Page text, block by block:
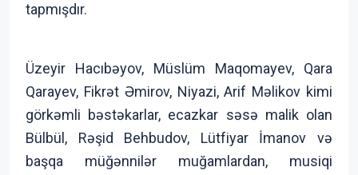
tapmışdır.
Üzeyir Hacıbəyov, Müslüm Maqomayev, Qara
Qarayev, Fikrət Əmirov, Niyazi, Arif Məlikov kimi
görkəmli bəstəkarlar, ecazkar səsə malik olan
Bülbül, Rəşid Behbudov, Lütfiyar İmanov və
başqa müğənnilər muğamlardan, musiqi